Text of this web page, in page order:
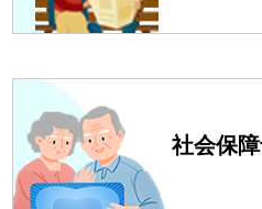
、饭店内开办的餐饮店2.具有
异议的，直接向登记机关申请
一个企业注销的事项能不能一
窗通”平台企业注销一体化服
理平台登录后，可直接进入
社会保